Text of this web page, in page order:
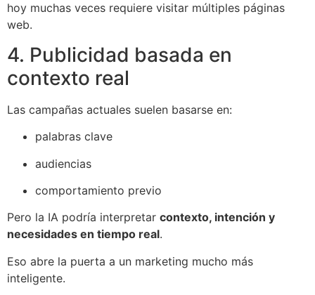
hoy muchas veces requiere visitar múltiples páginas
web.
4. Publicidad basada en
contexto real
Las campañas actuales suelen basarse en:
palabras clave
audiencias
comportamiento previo
Pero la IA podría interpretar contexto, intención y
necesidades en tiempo real.
Eso abre la puerta a un marketing mucho más
inteligente.